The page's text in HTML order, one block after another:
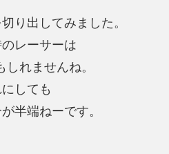
り出してみました。
レーサーは
しれませんね。
しても
半端ねーです。